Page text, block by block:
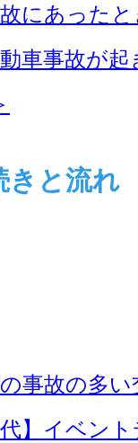
故にあった
車事故が
きと流れ
事故の多
代】イベン